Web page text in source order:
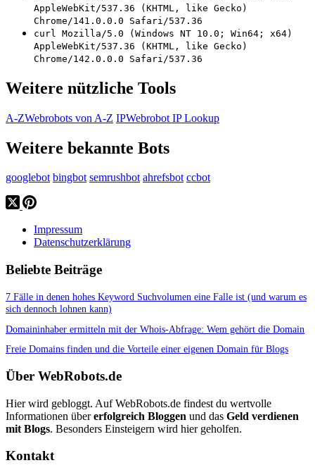
AppleWebKit/537.36 (KHTML, like Gecko)
Chrome/141.0.0.0 Safari/537.36
curl Mozilla/5.0 (Windows NT 10.0; Win64; x64)
AppleWebKit/537.36 (KHTML, like Gecko)
Chrome/142.0.0.0 Safari/537.36
Weitere nützliche Tools
A-ZWebrobots von A-Z IPWebrobot IP Lookup
Weitere bekannte Bots
googlebot bingbot semrushbot ahrefsbot ccbot
Impressum
Datenschutzerklärung
Beliebte Beiträge
7 Fälle in denen hohes Keyword Suchvolumen eine Falle ist (und warum es
sich dennoch lohnen kann)
Domaininhaber ermitteln mit der Whois-Abfrage: Wem gehört die Domain
Freie Domains finden und die Vorteile einer eigenen Domain für Blogs
Über WebRobots.de
Hier wird gebloggt. Auf WebRobots.de findest du wertvolle
Informationen übererfolgreich Bloggen und das Geld verdienen
mit Blogs. Besonders Einsteigern wird hier geholfen.
Kontakt